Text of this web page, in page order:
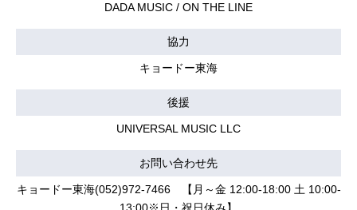
DADA MUSIC / ON THE LINE
協力
キョードー東海
後援
UNIVERSAL MUSIC LLC
お問い合わせ先
キョードー東海(052)972-7466 【月～金 12:00-18:00 土 10:00-